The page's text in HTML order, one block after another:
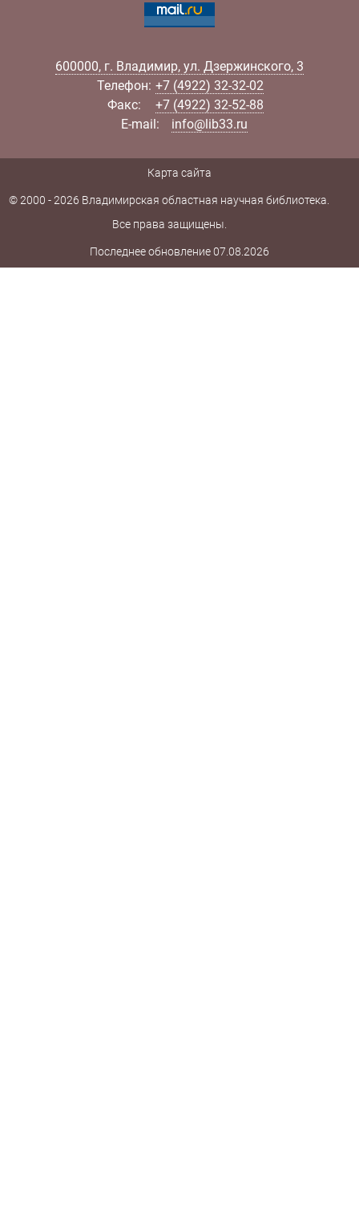
600000, г. Владимир, ул. Дзержинского, 3
Телефон: +7 (4922) 32-32-02
Факс:
+7 (4922) 32-52-88
E-mail:
info@lib33.ru
© 2000 - 2026 Владимирская областная научная библиотека.
Все права защищены.
Карта сайта
Последнее обновление 07.08.2026